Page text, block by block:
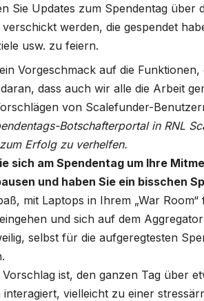
Sie Updates zum Spendentag über
verschickt werden, die gespendet
usw. zu feiern.
Vorgeschmack auf die
dass auch wir alle die Arbeit
von Scalefunder-
Botschafterportal in RNL
Erfolg zu verhelfen.
sich am Spendentag um Ihre
und haben Sie ein bisschen
mit Laptops in Ihrem „War
und sich auf dem
selbst für die aufgeregtesten
ist, den ganzen Tag über
interagiert, vielleicht zu einer